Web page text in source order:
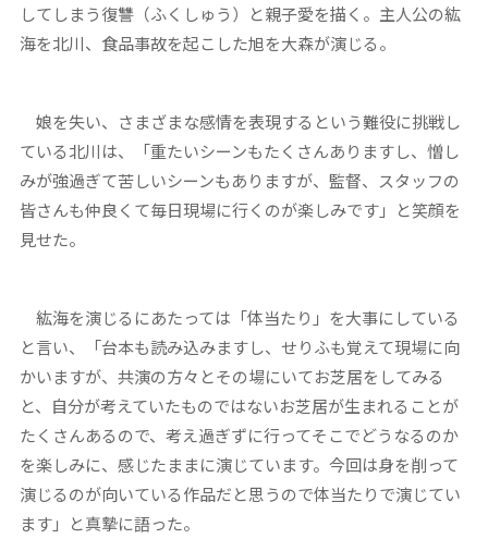
してしまう復讐（ふくしゅう）と親子愛を描く。主人公の紘
海を北川、食品事故を起こした旭を大森が演じる。
娘を失い、さまざまな感情を表現するという難役に挑戦し
ている北川は、「重たいシーンもたくさんありますし、憎し
みが強過ぎて苦しいシーンもありますが、監督、スタッフの
皆さんも仲良くて毎日現場に行くのが楽しみです」と笑顔を
見せた。
紘海を演じるにあたっては「体当たり」を大事にしている
と言い、「台本も読み込みますし、せりふも覚えて現場に向
かいますが、共演の方々とその場にいてお芝居をしてみる
と、自分が考えていたものではないお芝居が生まれることが
たくさんあるので、考え過ぎずに行ってそこでどうなるのか
を楽しみに、感じたままに演じています。今回は身を削って
演じるのが向いている作品だと思うので体当たりで演じてい
ます」と真摯に語った。